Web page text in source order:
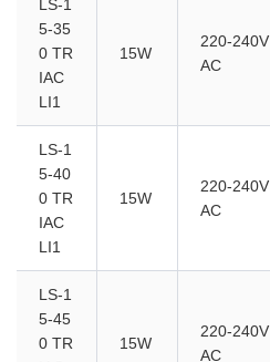
LS-1
5-35
0 TR
IAC
LI1
15W
220-240V
AC
LS-1
5-40
0 TR
IAC
LI1
15W
220-240V
AC
LS-1
5-45
0 TR
15W
220-240V
AC